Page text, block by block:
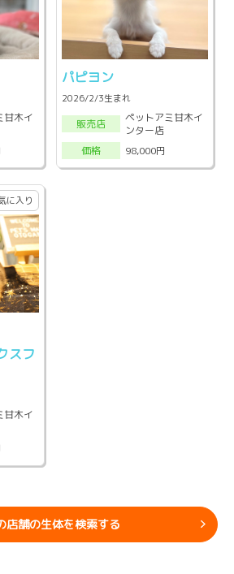
甘木イ
パピヨン
2026/2/3生まれ
販売店
ペットアミ甘木イ
ンター店
価格
98,000円
に入り
スフ
甘木イ
店舗の生体を検索する